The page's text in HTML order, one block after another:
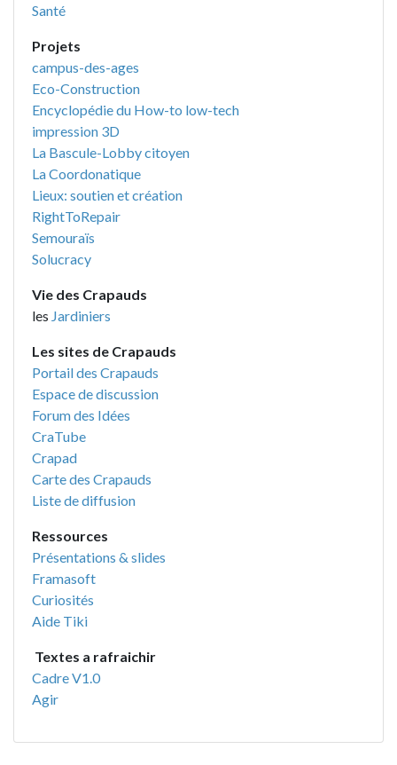
Santé
Projets
campus-des-ages
Eco-Construction
Encyclopédie du How-to low-tech
impression 3D
La Bascule-Lobby citoyen
La Coordonatique
Lieux: soutien et création
RightToRepair
Semouraïs
Solucracy
Vie des Crapauds
les Jardiniers
Les sites de Crapauds
Portail des Crapauds
Espace de discussion
Forum des Idées
CraTube
Crapad
Carte des Crapauds
Liste de diffusion
Ressources
Présentations & slides
Framasoft
Curiosités
Aide Tiki
Textes a rafraichir
Cadre V1.0
Agir